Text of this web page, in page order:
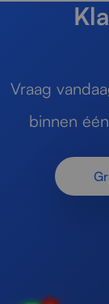
Vraag
binnen